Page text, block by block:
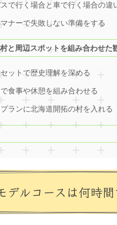
で行く場合と車で行く場合の違
ナーで失敗しない準備をする
と周辺スポットを組み合わせた
ットで歴史理解を深める
食事や休憩を組み合わせる
ランに北海道開拓の村を入れる
デルコースは何時